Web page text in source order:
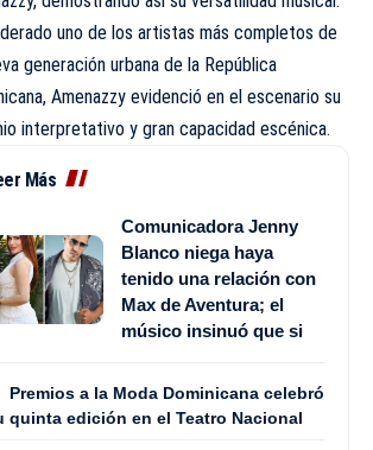
uno de los artistas más completos de
generación urbana de la República
Amenazzy evidenció en el escenario su
interpretativo y gran capacidad escénica.
Más
Comunicadora Jenny
Blanco niega haya
tenido una relación con
Max de Aventura; el
músico insinuó que si
Premios a la Moda Dominicana celebró
quinta edición en el Teatro Nacional